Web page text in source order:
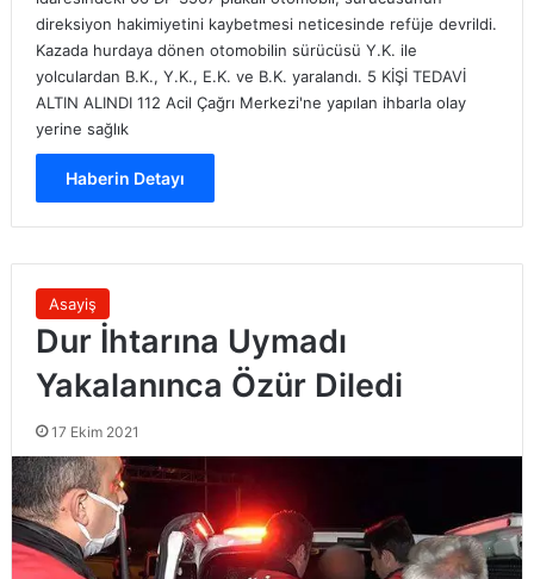
direksiyon hakimiyetini kaybetmesi neticesinde refüje devrildi.
Kazada hurdaya dönen otomobilin sürücüsü Y.K. ile
yolculardan B.K., Y.K., E.K. ve B.K. yaralandı. 5 KİŞİ TEDAVİ
ALTIN ALINDI 112 Acil Çağrı Merkezi'ne yapılan ihbarla olay
yerine sağlık
Haberin Detayı
Asayiş
Dur İhtarına Uymadı
Yakalanınca Özür Diledi
17 Ekim 2021